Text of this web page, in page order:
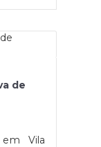
por
na
de
de
Vila